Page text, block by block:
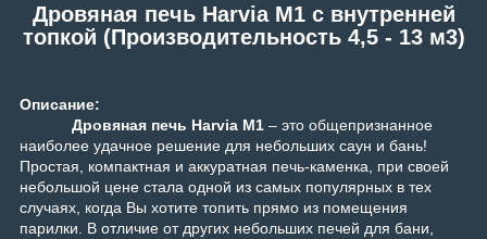
Дровяная печь Harvia M1 с внутренней
топкой (Производительность 4,5 - 13 м3)
Описание:
Дровяная печь Harvia M1 – это общепризнанное
наиболее удачное решение для небольших саун и бань!
Простая, компактная и аккуратная печь-каменка, при своей
небольшой цене стала одной из самых популярных в тех
случаях, когда Вы хотите топить прямо из помещения
парилки. В отличие от других небольших печей для бани,